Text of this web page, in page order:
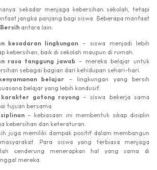
sekadar menjaga kebersihan sekolah, tetapi
jangka panjang bagi siswa. Beberapa manfaat
antara lain:
kesadaran lingkungan – siswa menjadi lebih
kebersihan, baik di sekolah maupun di rumah.
rasa tanggung jawab – mereka belajar untuk
sebagai bagian dari kehidupan sehari-hari.
belajar – lingkungan yang bersih
belajar yang lebih kondusif.
karakter gotong royong – siswa bekerja sama
tujuan bersama.
– kebiasaan ini membentuk sikap disiplin
kebersihan dan keteraturan.
juga memiliki dampak positif dalam membangun
Para siswa yang terbiasa menjaga
cenderung menerapkan hal yang sama di
mereka.